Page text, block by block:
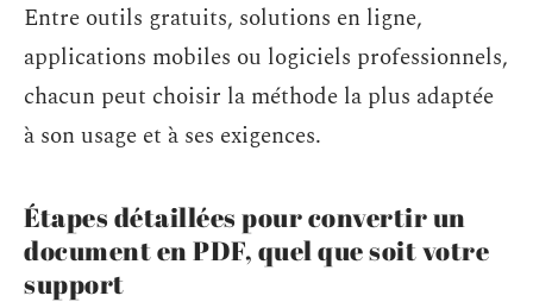
Entre outils gratuits, solutions en ligne,
applications mobiles ou logiciels professionnels,
chacun peut choisir la méthode la plus adaptée
à son usage et à ses exigences.
Étapes détaillées pour convertir un
document en PDF, quel que soit votre
support